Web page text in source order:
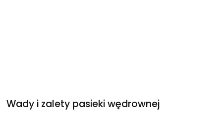
Wady i zalety pasieki wędrownej